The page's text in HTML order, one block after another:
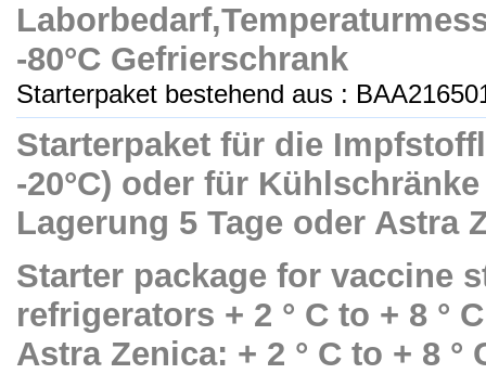
-80°C Gefrierschrank
Starterpaket bestehend aus :
Starterpaket für die
-20°C) oder für
Lagerung 5 Tage oder Astra
Starter package for vaccine
refrigerators + 2 ° C to + 8 °
Astra Zenica: + 2 ° C to + 8